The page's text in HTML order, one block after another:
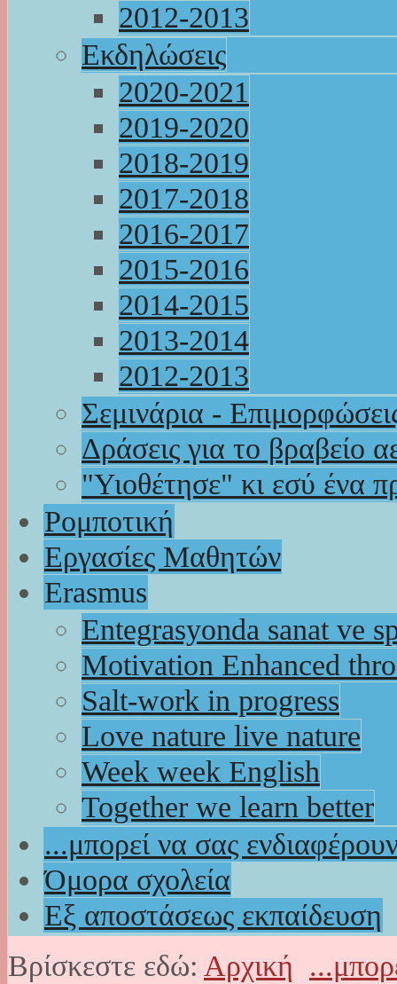
2012-2013
Εκδηλώσεις
2020-2021
2019-2020
2018-2019
2017-2018
2016-2017
2015-2016
2014-2015
2013-2014
2012-2013
Σεμινάρια -
Δράσεις για το βραβείο
"Υιοθέτησε" κι εσύ ένα
Ρομποτική
Εργασίες Μαθητών
Erasmus
Entegrasyonda sanat ve
Motivation Enhanced
Salt-work in progress
Love nature live nature
Week week English
Together we learn better
...μπορεί να σας
Όμορα σχολεία
Εξ αποστάσεως εκπαίδευση
Βρίσκεστε εδώ: Αρχική